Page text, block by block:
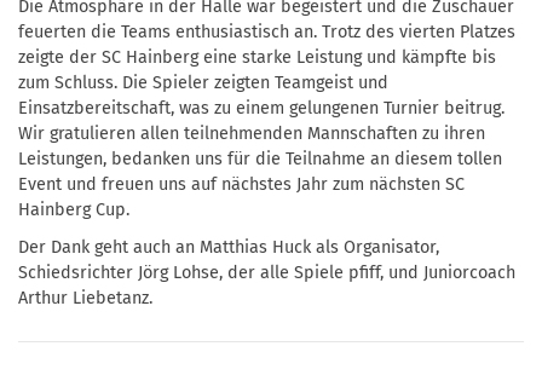
Die Atmosphäre in der Halle war begeistert und die Zuschauer
feuerten die Teams enthusiastisch an. Trotz des vierten Platzes
zeigte der SC Hainberg eine starke Leistung und kämpfte bis
zum Schluss. Die Spieler zeigten Teamgeist und
Einsatzbereitschaft, was zu einem gelungenen Turnier beitrug.
Wir gratulieren allen teilnehmenden Mannschaften zu ihren
Leistungen, bedanken uns für die Teilnahme an diesem tollen
Event und freuen uns auf nächstes Jahr zum nächsten SC
Hainberg Cup.
Der Dank geht auch an Matthias Huck als Organisator,
Schiedsrichter Jörg Lohse, der alle Spiele pfiff, und Juniorcoach
Arthur Liebetanz.